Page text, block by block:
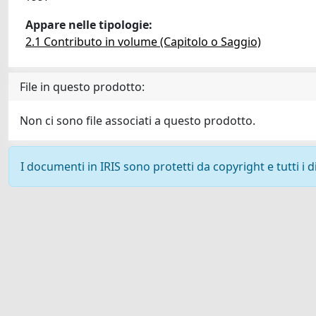
Appare nelle tipologie:
2.1 Contributo in volume (Capitolo o Saggio)
File in questo prodotto:
Non ci sono file associati a questo prodotto.
I documenti in IRIS sono protetti da copyright e tutti i